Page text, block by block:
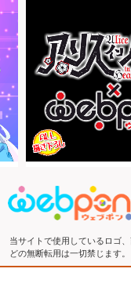
当サイトで使用しているロゴ
どの無断転用は一切禁じます。
Copyright ©2016 ウェ